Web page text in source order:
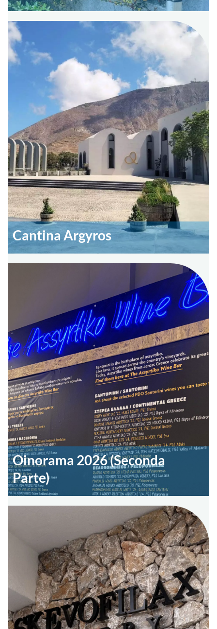
Cantina Argyros
Oinorama 2026 (Seconda
Parte)